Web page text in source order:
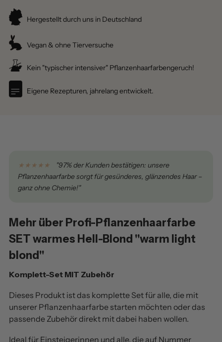
Hergestellt durch uns in Deutschland
Vegan & ohne Tierversuche
Kein "typischer intensiver" Pflanzenhaarfarbengeruch!
Eigene Rezepturen, jahrelang entwickelt.
★★★★★
"97% der Kunden bestätigen: unsere
Pflanzenhaarfarbe sorgt für gesünderes, glänzendes Haar –
ganz ohne Chemie!"
Mehr über Profi-Pflanzenhaarfarbe
SET warmes Hell-Blond "warm light
blond"
Komplett-Set MIT Zubehör
Dieses Produkt ist das komplette Set für alle, die mit
unserer Pflanzenhaarfarbe starten möchten oder das
passende Zubehör direkt mit dabei haben wollen.
Ideal für Einsteigerinnen und alle, die auf Nummer